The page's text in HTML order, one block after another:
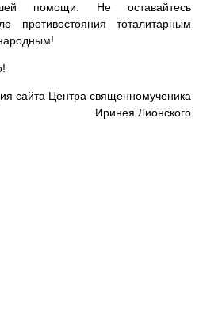
помощи. Не оставайтесь
противостояния тоталитарным
сайта Центра священномученика
Иринея Лионского